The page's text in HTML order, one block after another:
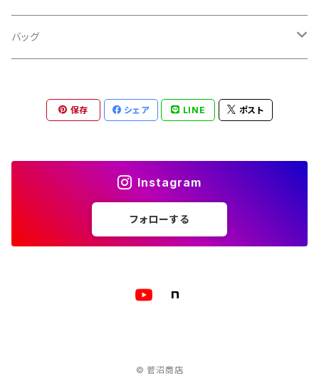
白露
秋分
５歳刻み写真集
バッグ
マルシェバッグ
保存 シェア LINE ポスト
Instagram
フォローする
© 菅沼商店